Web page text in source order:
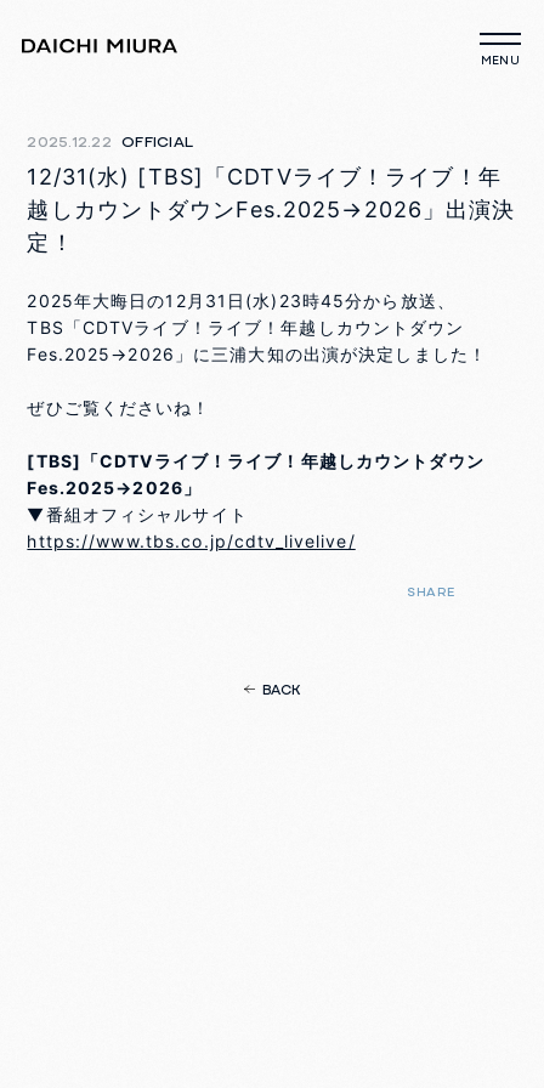
2025.12.22 OFFICIAL
12/31(水) [TBS]「CDTVライブ！ライブ！年
越しカウントダウンFes.2025→2026」出演決
定！
2025年大晦日の12月31日(水)23時45分から放送、
TBS「CDTVライブ！ライブ！年越しカウントダウン
Fes.2025→2026」に三浦大知の出演が決定しました！
ぜひご覧くださいね！
[TBS]「CDTVライブ！ライブ！年越しカウントダウン
Fes.2025→2026」
▼番組オフィシャルサイト
https://www.tbs.co.jp/cdtv_livelive/
SHARE
BACK